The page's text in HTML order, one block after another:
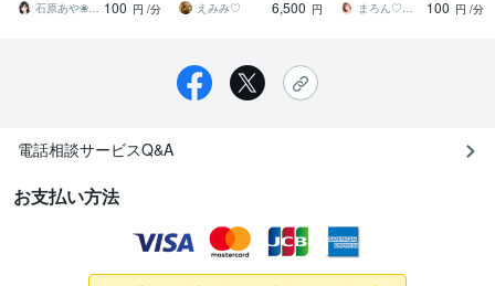
石原あや❀心に寄り添う時間 100 円 /分
えみみ♡
6,500 円
／癒し
まろん♡癒しの時間
100 円 /分
電話相談サービスQ&A
お支払い方法